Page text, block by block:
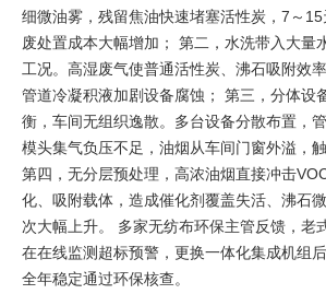
细微油雾，残留焦油快速堵塞活性炭，7～
废处置成本大幅增加； 第二，水洗带入大量
工况。高湿废气使普通活性炭、沸石吸附效
管道冷凝积液加剧设备腐蚀； 第三，分体设
衡，车间无组织逸散。多台设备分散布置，
模头集气负压不足，油烟从车间门窗外溢，
第四，无分层预处理，高浓油烟直接冲击
化、吸附载体，造成催化剂覆盖失活、沸石
次大幅上升。 多家无纺布环保主管反馈，老
在在线监测超标预警，更换一体化集成机组
全年稳定通过环保核查。